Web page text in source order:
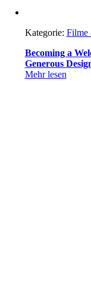
Kategorie: Filme
Becoming a
Generous
Mehr lesen